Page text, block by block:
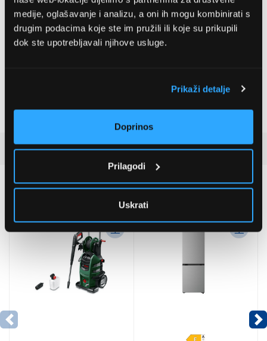
medije, oglašavanje i analizu, a oni ih mogu kombinirati s
drugim podacima koje ste im pružili ili koje su prikupili
dok ste upotrebljavali njihove usluge.
Prikaži detalje
Doprinos
Prilagodi
Uskrati
Ultrahuman
, ,
Boja
Zlatno
Detaljan opis
Preporučujemo za vas